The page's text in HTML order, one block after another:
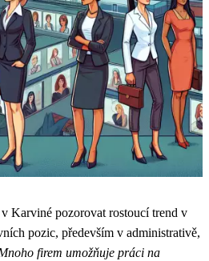
Karviné pozorovat rostoucí trend v
pozic, především v administrativě,
firem umožňuje práci na